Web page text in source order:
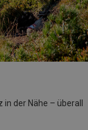
in der Nähe – überall